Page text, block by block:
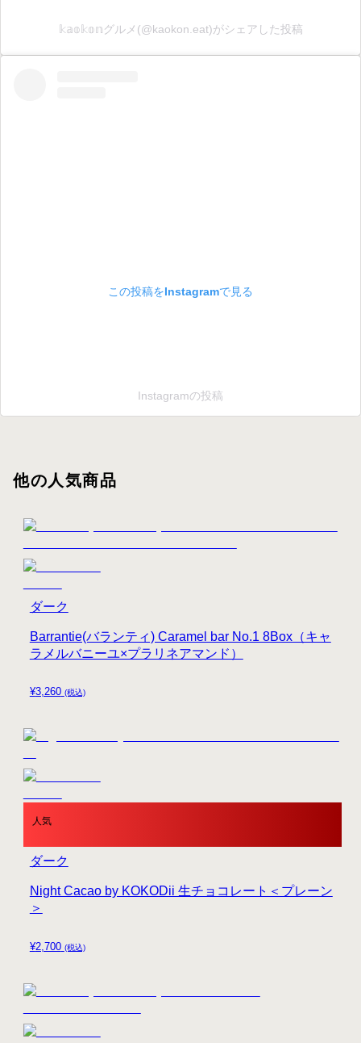
𝕜𝕒𝕠𝕜𝕠𝕟グルメ(@kaokon.eat)がシェアした投稿
この投稿をInstagramで見る
Instagramの投稿
他の人気商品
¥3,260 (税込)
Barrantie(バランティ) Caramel bar No.1 8Box（キャ
ラメルバニーユ×プラリネアマンド）
ダーク
人気
¥2,700 (税込)
Night Cacao by KOKODii 生チョコレート＜プレーン
＞
ダーク